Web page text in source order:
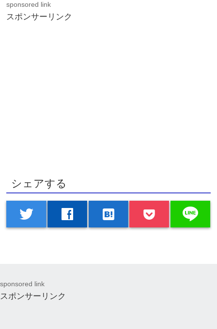
sponsored link
スポンサーリンク
シェアする
twitter facebook hatenabookmark line
sponsored link
スポンサーリンク